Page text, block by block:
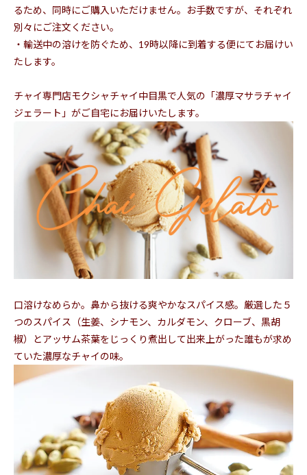
るため、同時にご購入いただけません。お手数ですが、それぞれ
別々にご注文ください。
・輸送中の溶けを防ぐため、19時以降に到着する便にてお届けい
たします。
チャイ専門店モクシャチャイ中目黒で人気の「濃厚マサラチャイ
ジェラート」がご自宅にお届けいたします。
口溶けなめらか。鼻から抜ける爽やかなスパイス感。厳選した５
つのスパイス（生姜、シナモン、カルダモン、クローブ、黒胡
椒）とアッサム茶葉をじっくり煮出して出来上がった誰もが求め
ていた濃厚なチャイの味。